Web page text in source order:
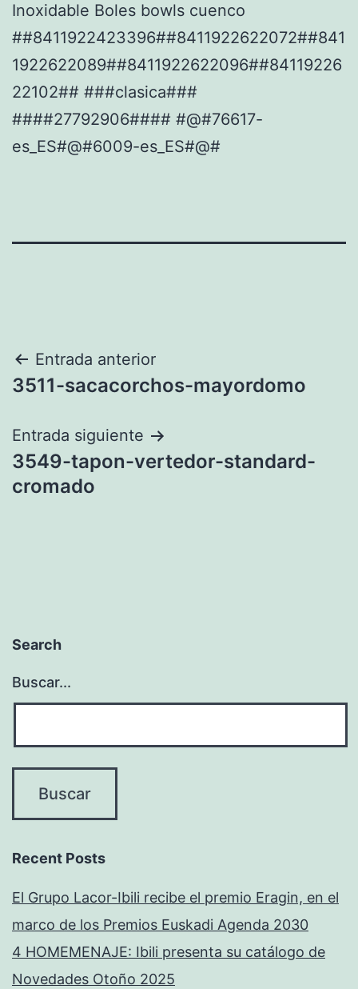
Inoxidable Boles bowls cuenco
##8411922423396##8411922622072##841
1922622089##8411922622096##84119226
22102## ###clasica###
####27792906#### #@#76617-
es_ES#@#6009-es_ES#@#
Navegación
de
entradas
Entrada anterior
3511-sacacorchos-mayordomo
Entrada siguiente
3549-tapon-vertedor-standard-
cromado
Search
Buscar...
Recent Posts
El Grupo Lacor-Ibili recibe el premio Eragin, en el
marco de los Premios Euskadi Agenda 2030
4 HOMEMENAJE: Ibili presenta su catálogo de
Novedades Otoño 2025